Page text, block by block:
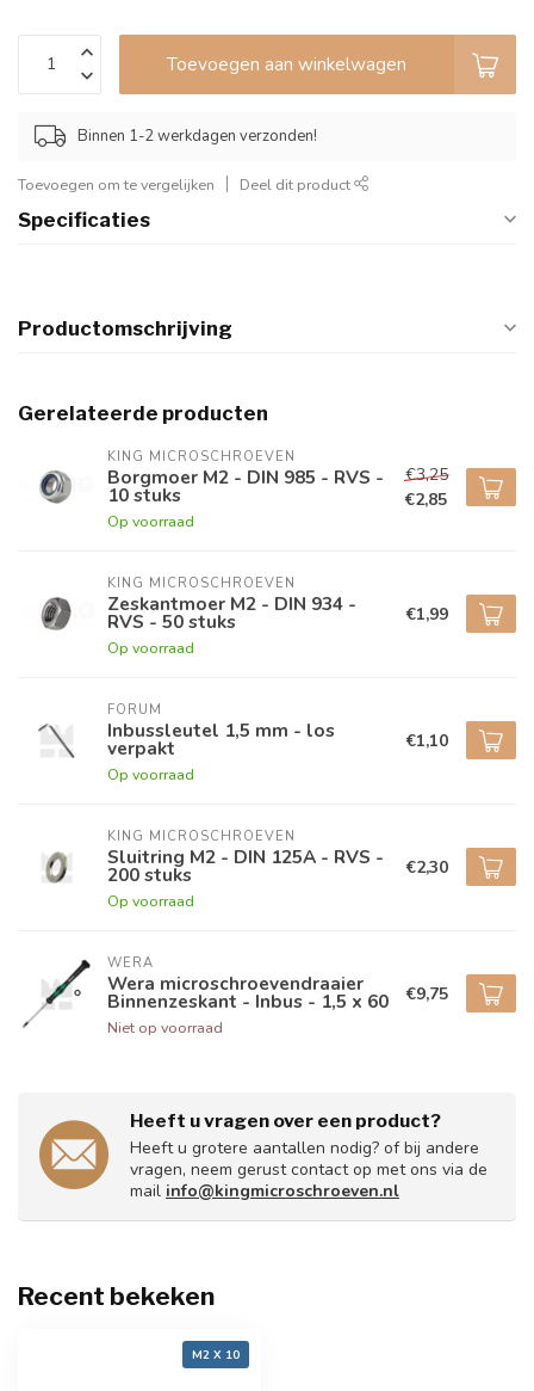
Toevoegen aan winkelwagen
Binnen 1-2 werkdagen verzonden!
Toevoegen om te vergelijken Deel dit product
Specificaties
Productomschrijving
Gerelateerde producten
KING MICROSCHROEVEN
Borgmoer M2 - DIN 985 - RVS -
10 stuks
Op voorraad
€3,25
€2,85
KING MICROSCHROEVEN
Zeskantmoer M2 - DIN 934 -
RVS - 50 stuks
Op voorraad
€1,99
FORUM
Inbussleutel 1,5 mm - los
verpakt
Op voorraad
€1,10
KING MICROSCHROEVEN
Sluitring M2 - DIN 125A - RVS -
200 stuks
Op voorraad
€2,30
WERA
Wera microschroevendraaier
Binnenzeskant - Inbus - 1,5 x 60
Niet op voorraad
€9,75
Heeft u vragen over een product?
Heeft u grotere aantallen nodig? of bij andere
vragen, neem gerust contact op met ons via de
mail info@kingmicroschroeven.nl
Recent bekeken
M2 X 10